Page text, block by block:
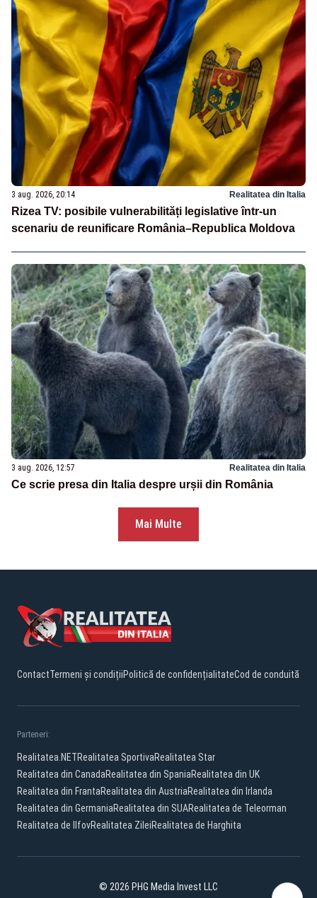
3 aug. 2026, 20:14 Realitatea din Italia
Rizea TV: posibile vulnerabilități legislative într-un
scenariu de reunificare România–Republica Moldova
3 aug. 2026, 12:57 Realitatea din Italia
Ce scrie presa din Italia despre urșii din România
Mai Multe
ContactTermeni și condițiiPolitică de confidențialitateCod de conduită
Parteneri:
Realitatea.NETRealitatea SportivaRealitatea Star
Realitatea din CanadaRealitatea din SpaniaRealitatea din UK
Realitatea din FrantaRealitatea din AustriaRealitatea din Irlanda
Realitatea din GermaniaRealitatea din SUARealitatea de Teleorman
Realitatea de IlfovRealitatea ZileiRealitatea de Harghita
© 2026 PHG Media Invest LLC